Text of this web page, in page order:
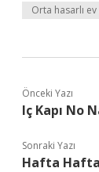
Orta hasarlı
Önceki Yazı
Iç Kapı No
Sonraki Yazı
Hafta Hafta